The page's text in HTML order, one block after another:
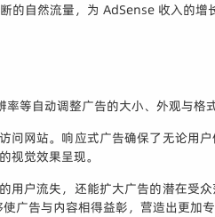
自然流量，为 AdSense 收入的增
等自动调整广告的大小、外观与格
网站。响应式广告确保了无论用
觉效果呈现。
户流失，还能扩大广告的潜在受
告与内容相得益彰，营造出更加